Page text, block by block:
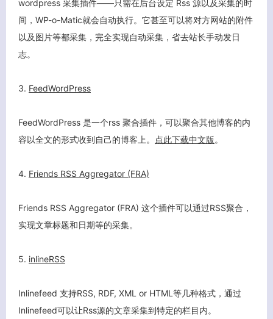
wordpress 采集插件——只需在后台设定 Rss 源以及采集的时
间，WP-o-Matic就会自动执行。它甚至可以将对方网站的附件
以及图片等都采集，完全实现自动采集，省去站长手动发日
志。
3. FeedWordPress
FeedWordPress 是一个rss 聚合插件，可以聚合其他博客的内
容以全文的形式收到自己的博客上。
点此下载中文版。
4. Friends RSS Aggregator (FRA)
Friends RSS Aggregator (FRA) 这个插件可以通过RSS聚合，
实现文章标题和日期等的采集。
5. inlineRSS
Inlinefeed 支持RSS, RDF, XML or HTML等几种格式，通过
Inlinefeed可以让Rss源的文章采集到特定的栏目内。